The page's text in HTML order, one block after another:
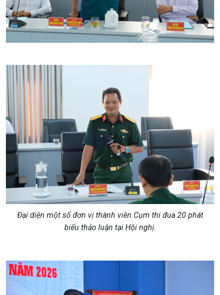
Đại diện một số đơn vị thành viên Cụm thi đua 20 phát
biểu thảo luận tại Hội nghị.